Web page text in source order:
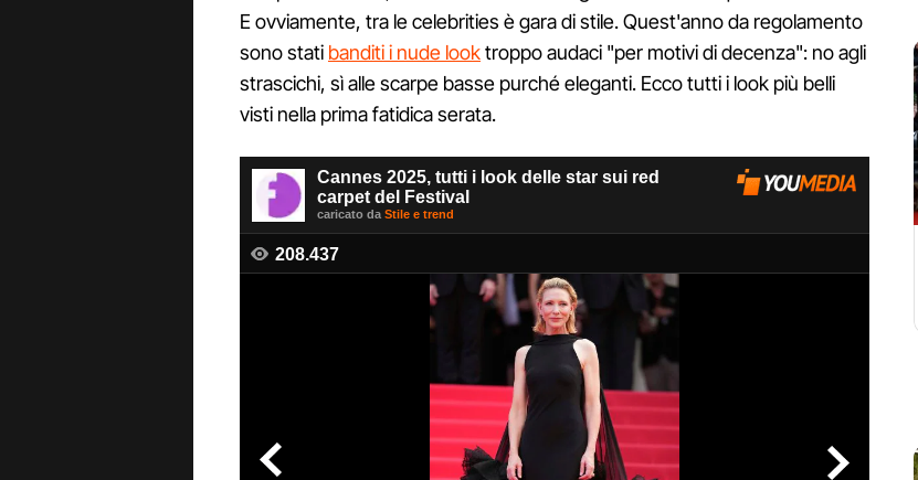
E ovviamente, tra le celebrities è gara di stile. Quest'anno da regolamento
sono stati banditi i nude looktroppo audaci "per motivi di decenza": no agli
strascichi, sì alle scarpe basse purché eleganti. Ecco tutti i look più belli
visti nella prima fatidica serata.